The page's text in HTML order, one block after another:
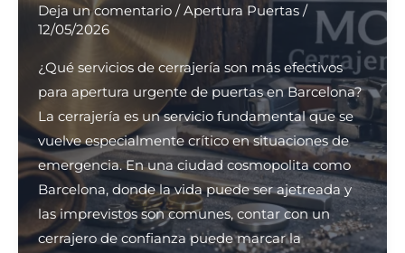
fuertes?
Deja un comentario / Apertura Puertas/
12/05/2026
¿Qué servicios de cerrajería son más efectivos
para apertura urgente de puertas en Barcelona?
La cerrajería es un servicio fundamental que se
vuelve especialmente crítico en situaciones de
emergencia. En una ciudad cosmopolita como
Barcelona, donde la vida puede ser ajetreada y
las imprevistos son comunes, contar con un
cerrajero de confianza puede marcar la